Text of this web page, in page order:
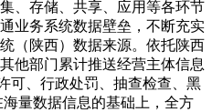
、存储、共享、应用等各环节
业务系统数据壁垒，不断充实
（陕西）数据来源。依托陕西
他部门累计推送经营主体信息
可、行政处罚、抽查检查、黑
量数据信息的基础上，全方